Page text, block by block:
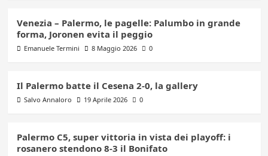
Venezia – Palermo, le pagelle: Palumbo in grande
forma, Joronen evita il peggio
Emanuele Termini 8 Maggio 2026 0
Il Palermo batte il Cesena 2-0, la gallery
Salvo Annaloro 19 Aprile 2026 0
Palermo C5, super vittoria in vista dei playoff: i
rosanero stendono 8-3 il Bonifato